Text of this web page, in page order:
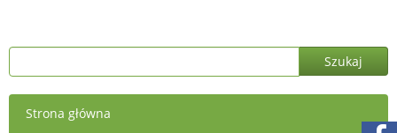
Strona główna